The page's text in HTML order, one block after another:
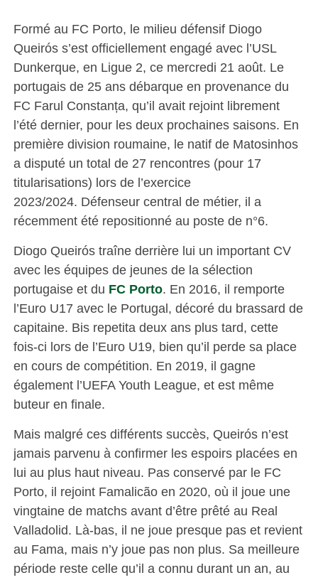
Formé au FC Porto, le milieu défensif Diogo
Queirós s’est officiellement engagé avec l’USL
Dunkerque, en Ligue 2, ce mercredi 21 août. Le
portugais de 25 ans débarque en provenance du
FC Farul Constanța, qu’il avait rejoint librement
l’été dernier, pour les deux prochaines saisons. En
première division roumaine, le natif de Matosinhos
a disputé un total de 27 rencontres (pour 17
titularisations) lors de l’exercice
2023/2024. Défenseur central de métier, il a
récemment été repositionné au poste de n°6.
Diogo Queirós traîne derrière lui un important CV
avec les équipes de jeunes de la sélection
portugaise et du FC Porto. En 2016, il remporte
l’Euro U17 avec le Portugal, décoré du brassard de
capitaine. Bis repetita deux ans plus tard, cette
fois-ci lors de l’Euro U19, bien qu’il perde sa place
en cours de compétition. En 2019, il gagne
également l’UEFA Youth League, et est même
buteur en finale.
Mais malgré ces différents succès, Queirós n’est
jamais parvenu à confirmer les espoirs placées en
lui au plus haut niveau. Pas conservé par le FC
Porto, il rejoint Famalicão en 2020, où il joue une
vingtaine de matchs avant d’être prêté au Real
Valladolid. Là-bas, il ne joue presque pas et revient
au Fama, mais n’y joue pas non plus. Sa meilleure
période reste celle qu’il a connu durant un an, au